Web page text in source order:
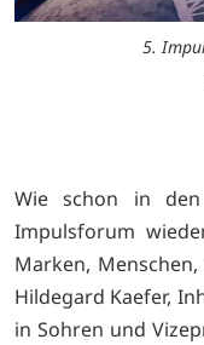
5.
Wie schon in den
Impulsforum
Marken,
Hildegard Kaefer,
in Sohren und